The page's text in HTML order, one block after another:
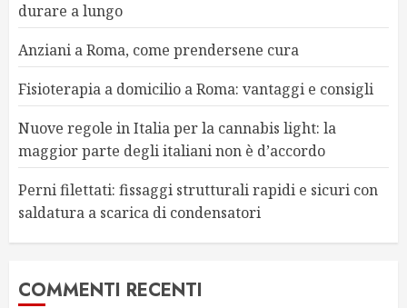
durare a lungo
Anziani a Roma, come prendersene cura
Fisioterapia a domicilio a Roma: vantaggi e consigli
Nuove regole in Italia per la cannabis light: la
maggior parte degli italiani non è d’accordo
Perni filettati: fissaggi strutturali rapidi e sicuri con
saldatura a scarica di condensatori
COMMENTI RECENTI